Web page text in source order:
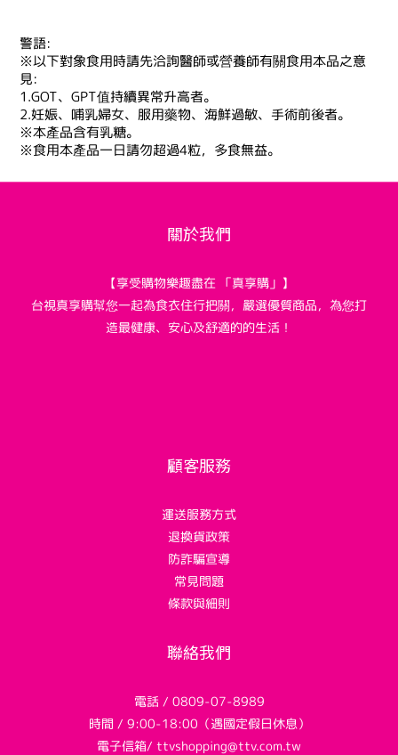
警語:
※以下對象食用時請先洽詢醫師或營養師有關食用本品之意
見:
1.GOT、GPT值持續異常升高者。
2.妊娠、哺乳婦女、服用藥物、海鮮過敏、手術前後者。
※本產品含有乳糖。
※食用本產品一日請勿超過4粒，多食無益。
關於我們
【享受購物樂趣盡在 「真享購」】
台視真享購幫您一起為食衣住行把關，嚴選優質商品，為您打
造最健康、安心及舒適的的生活！
顧客服務
運送服務方式
退換貨政策
防詐騙宣導
常見問題
條款與細則
聯絡我們
電話 / 0809-07-8989
時間 / 9:00-18:00（遇國定假日休息）
電子信箱/ ttvshopping@ttv.com.tw